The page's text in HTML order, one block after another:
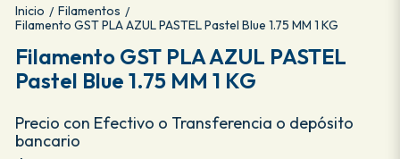
Inicio / Filamentos /
Filamento GST PLA AZUL PASTEL Pastel Blue 1.75 MM 1 KG
Filamento GST PLA AZUL PASTEL
Pastel Blue 1.75 MM 1 KG
Precio con Efectivo o Transferencia o depósito
bancario